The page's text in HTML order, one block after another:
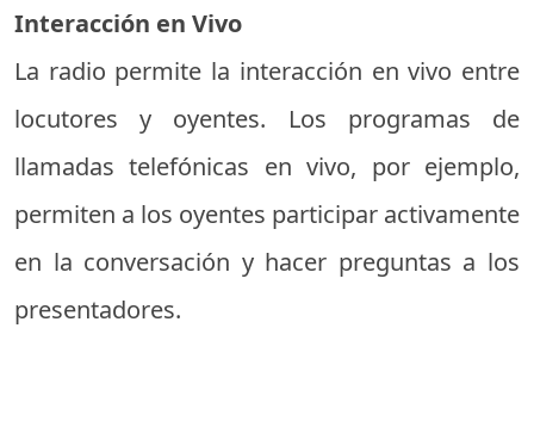
Interacción en Vivo
La radio permite la interacción en vivo entre
locutores y oyentes. Los programas de
llamadas telefónicas en vivo, por ejemplo,
permiten a los oyentes participar activamente
en la conversación y hacer preguntas a los
presentadores.